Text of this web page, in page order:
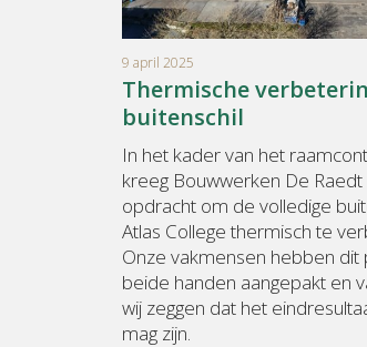
9 april 2025
Thermische
buitenschil
In het kader van het
kreeg Bouwwerken De Raedt
opdracht om de volledige
Atlas College thermisch te
Onze vakmensen hebben
beide handen aangepakt en
wij zeggen dat het
mag zijn.